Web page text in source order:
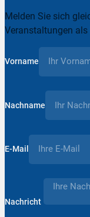
Melden Sie sich
Veranstaltungen als
Vorname
Nachname
E-Mail
Nachricht